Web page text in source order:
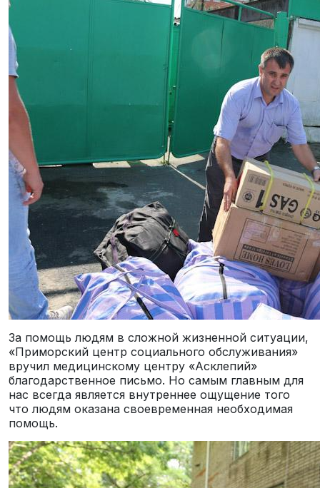
За помощь людям в сложной жизненной ситуации,
«Приморский центр социального обслуживания»
вручил медицинскому центру «Асклепий»
благодарственное письмо. Но самым главным для
нас всегда является внутреннее ощущение того
что людям оказана своевременная необходимая
помощь.